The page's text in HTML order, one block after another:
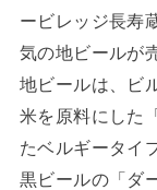
ービレッジ長寿
気の地ビールが
地ビールは、ビ
米を原料にした
たベルギータイ
黒ビールの「ダ